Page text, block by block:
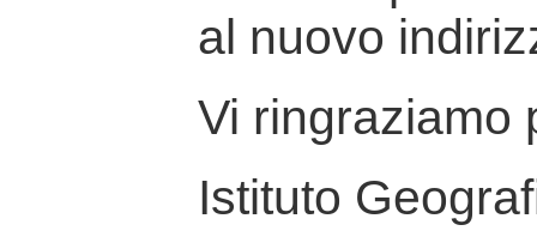
al nuovo
Vi ringraziamo
Istituto